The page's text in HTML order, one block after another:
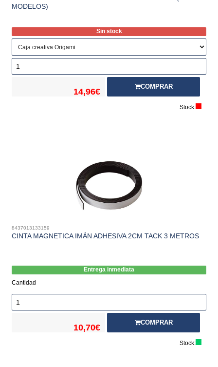
MODELOS)
Sin stock
14,96€
COMPRAR
Stock:
8437013133159
CINTA MAGNETICA IMÁN ADHESIVA 2CM TACK 3 METROS
Entrega inmediata
Cantidad
10,70€
COMPRAR
Stock: